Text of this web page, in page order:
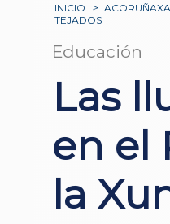
INICIO > ACORUÑAXA
TEJADOS
Educación
Las
en el
la